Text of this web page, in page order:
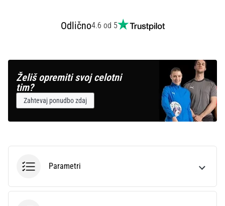
Odlično4.6 od 5
Želiš opremiti svoj celotni
tim?
Zahtevaj ponudbo zdaj
Parametri